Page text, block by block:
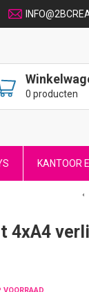
0 producten
KANTOOR
4xA4
VOORRAAD